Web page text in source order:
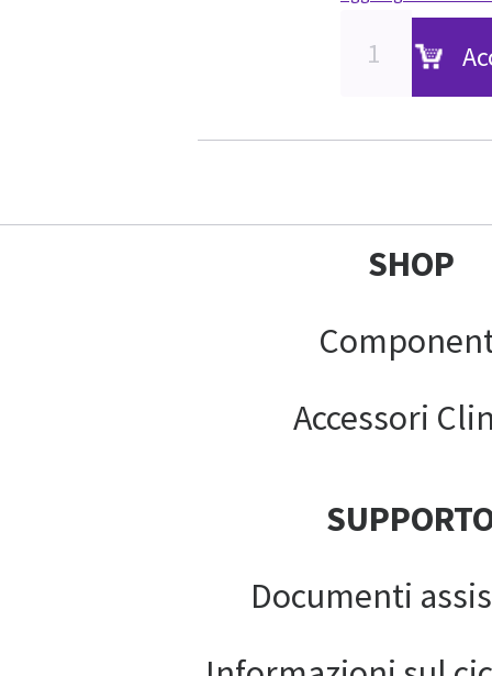
SHOP
Accessori
Documenti